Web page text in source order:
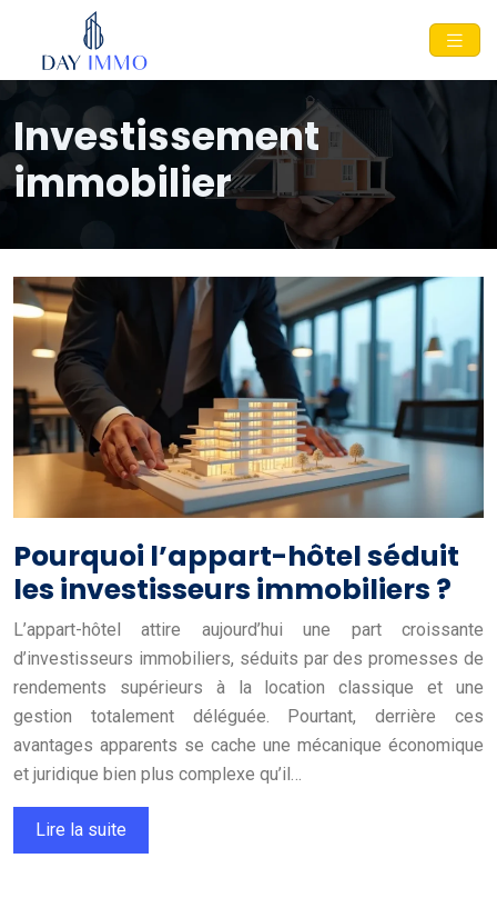
Investissement
immobilier
Pourquoi l’appart-hôtel séduit
les investisseurs immobiliers ?
L’appart-hôtel attire aujourd’hui une part croissante
d’investisseurs immobiliers, séduits par des promesses de
rendements supérieurs à la location classique et une
gestion totalement déléguée. Pourtant, derrière ces
avantages apparents se cache une mécanique économique
et juridique bien plus complexe qu’il…
Lire la suite